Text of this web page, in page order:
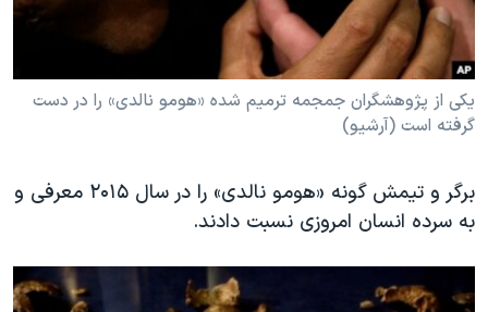
یکی از پژوهشگران جمجمه ترمیم شده «هومو نالدی» را در دست
گرفته است (آرشیو)
برگر و تیمش گونه «هومو نالدی» را در سال ۲۰۱۵ معرفی و
به سرده انسان امروزی نسبت دادند.